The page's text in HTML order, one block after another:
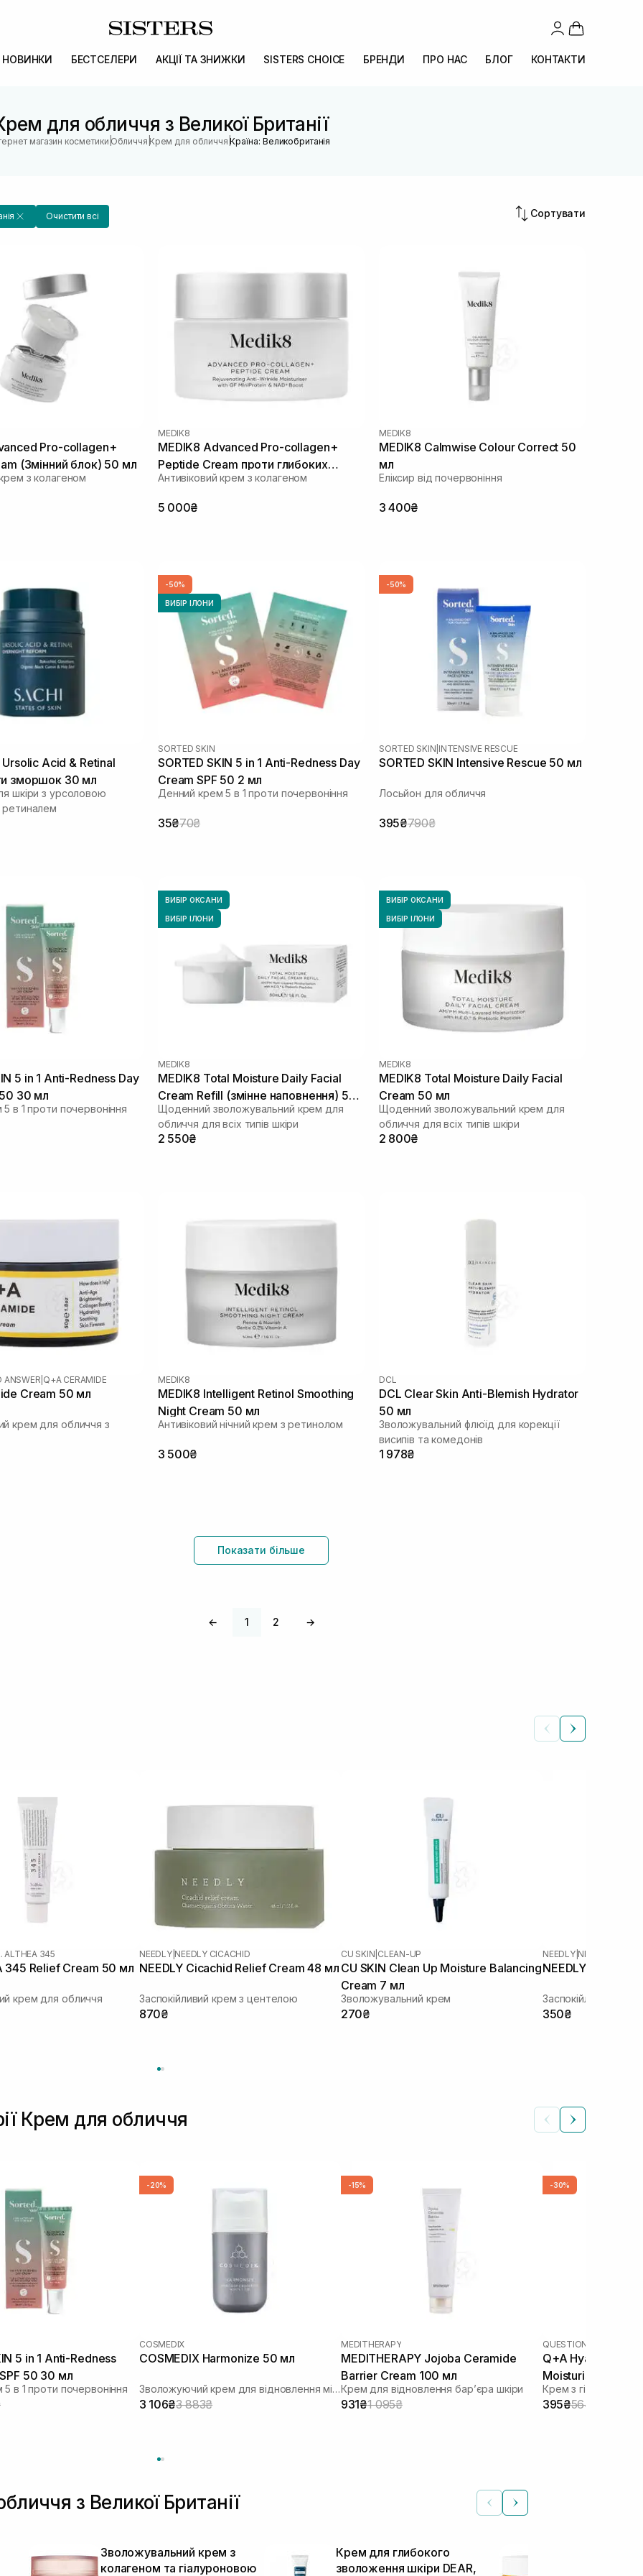
НОВИНКИ БЕСТСЕЛЕРИ АКЦІЇ ТА ЗНИЖКИ SISTERS CHOICE БРЕНДИ ПРО НАС БЛОГ КОНТАКТИ
для обличчя з Великої Британії
магазин косметики |Обличчя |Крем для обличчя |Країна: Великобританія
Очистити всі Сортувати
Pro-collagen+
(Змінний блок) 50 мл
з колагеном
MEDIK8
MEDIK8 Advanced Pro-collagen+
Peptide Cream проти глибоких
зморшок 50 мл
Антивіковий крем з колагеном
5 000₴
MEDIK8
MEDIK8 Calmwise Colour Correct 50
мл
Еліксир від почервоніння
3 400₴
Ursolic Acid & Retinal
зморшок 30 мл
шкіри з урсоловою
-50%
ВИБІР ІЛОНИ
SORTED SKIN
SORTED SKIN 5 in 1 Anti-Redness Day
Cream SPF 50 2 мл
Денний крем 5 в 1 проти почервоніння
35₴70₴
-50%
SORTED SKIN INTENSIVE RESCUE
SORTED SKIN Intensive Rescue 50 мл
Лосьйон для обличчя
395₴790₴
5 in 1 Anti-Redness Day
30 мл
в 1 проти почервоніння
ВИБІР ОКСАНИ
ВИБІР ІЛОНИ
MEDIK8
MEDIK8 Total Moisture Daily Facial
Cream Refill (змінне наповнення) 50
мл
Щоденний зволожувальний крем для
обличчя для всіх типів шкіри
2 550₴
ВИБІР ОКСАНИ
ВИБІР ІЛОНИ
MEDIK8
MEDIK8 Total Moisture Daily Facial
Cream 50 мл
Щоденний зволожувальний крем для
обличчя для всіх типів шкіри
2 800₴
ANSWER Q+A CERAMIDE
Cream 50 мл
крем для обличчя з
MEDIK8
MEDIK8 Intelligent Retinol Smoothing
Night Cream 50 мл
Антивіковий нічний крем з ретинолом
3 500₴
DCL
DCL Clear Skin Anti-Blemish Hydrator
50 мл
Зволожувальний флюїд для корекції
висипів та комедонів
1 978₴
Показати більше
← 1 2 →
ALTHEA 345
345 Relief Cream 50 мл
крем для обличчя
NEEDLY| NEEDLY CICACHID
NEEDLY Cicachid Relief Cream 48 мл
Заспокійливий крем з центелою
870₴
CU SKIN CLEAN-UP
CU SKIN Clean Up Moisture Balancing
Cream 7 мл
Зволожувальний крем
270₴
NEEDLY| NEEDLY
NEEDLY
Заспокійливий
350₴
Крем для обличчя
5 in 1 Anti-Redness
50 30 мл
в 1 проти почервоніння
-20%
COSMEDIX
COSMEDIX Harmonize 50 мл
Зволожуючий крем для відновлення мікробіома
3 106₴3 883₴
-15%
MEDITHERAPY
MEDITHERAPY Jojoba Ceramide
Barrier Cream 100 мл
Крем для відновлення барʼєра шкіри
931₴1 095₴
-30%
QUESTION AND
Q+A Hyaluronic
Moisturiser 75 мл
Крем з
395₴564₴
з Великої Британії
Зволожувальний крем з
колагеном та гіалуроновою
Крем для глибокого
зволоження шкіри DEAR,